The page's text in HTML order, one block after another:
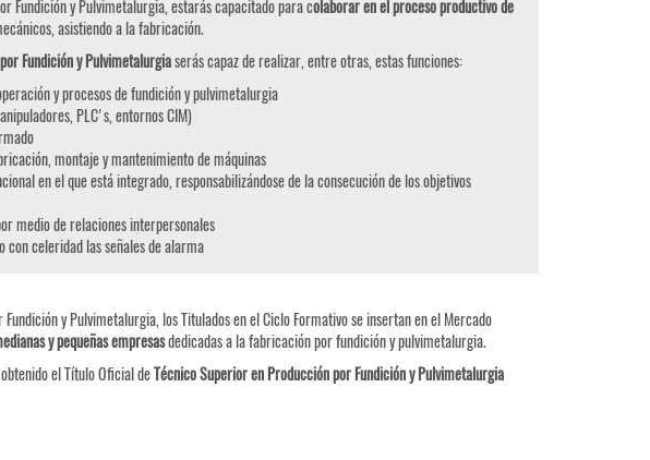
Fundición y Pulvimetalurgia, estarás capacitado para colaborar en el proceso productivo de
asistiendo a la fabricación.
Fundición y Pulvimetalurgiaserás capaz de realizar, entre otras, estas funciones:
y procesos de fundición y pulvimetalurgia
PLC's, entornos CIM)
montaje y mantenimiento de máquinas
en el que está integrado, responsabilizándose de la consecución de los objetivos
medio de relaciones interpersonales
celeridad las señales de alarma
y Pulvimetalurgia, los Titulados en el Ciclo Formativo se insertan en el Mercado
y pequeñas empresasdedicadas a la fabricación por fundición y pulvimetalurgia.
el Título Oficial deTécnico Superior en Producción por Fundición y Pulvimetalurgia